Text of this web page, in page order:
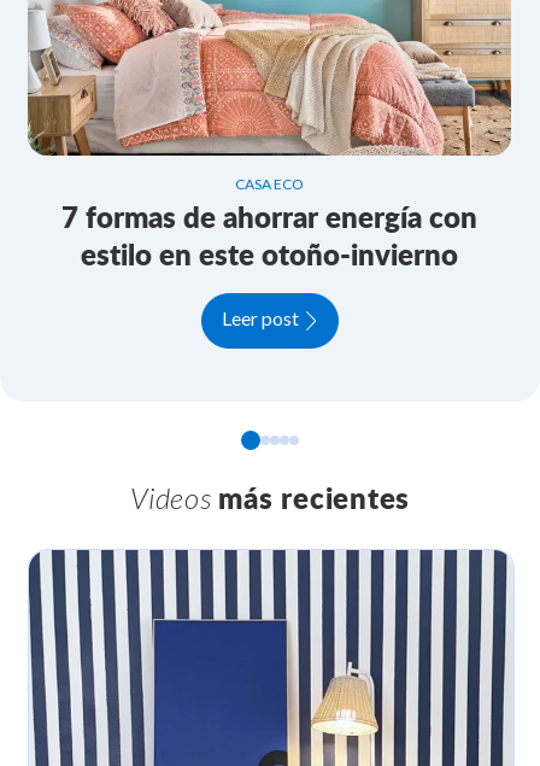
CASA ECO
7 formas de ahorrar energía con
estilo en este otoño-invierno
Leer post
Videos más recientes